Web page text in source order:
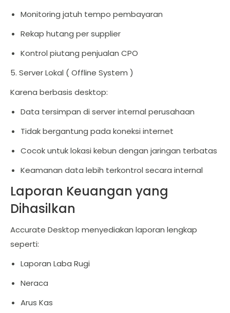
Monitoring jatuh tempo pembayaran
Rekap hutang per supplier
Kontrol piutang penjualan CPO
5. Server Lokal ( Offline System )
Karena berbasis desktop:
Data tersimpan di server internal perusahaan
Tidak bergantung pada koneksi internet
Cocok untuk lokasi kebun dengan jaringan terbatas
Keamanan data lebih terkontrol secara internal
Laporan Keuangan yang
Dihasilkan
Accurate Desktop menyediakan laporan lengkap
seperti:
Laporan Laba Rugi
Neraca
Arus Kas